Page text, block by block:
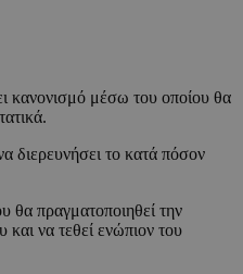
κανονισμό μέσω του οποίου θα
διερευνήσει το κατά πόσον
θα πραγματοποιηθεί την
και να τεθεί ενώπιον του